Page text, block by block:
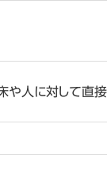
や人に対して直接